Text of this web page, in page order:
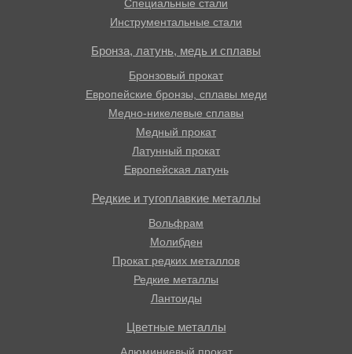
Специальные стали
Инструментальные стали
Бронза, латунь, медь и сплавы
Бронзовый прокат
Европейские бронзы, сплавы меди
Медно-никелевые сплавы
Медный прокат
Латунный прокат
Европейская латунь
Редкие и тугоплавкие металлы
Вольфрам
Молибден
Прокат редких металлов
Редкие металлы
Лантоиды
Цветные металлы